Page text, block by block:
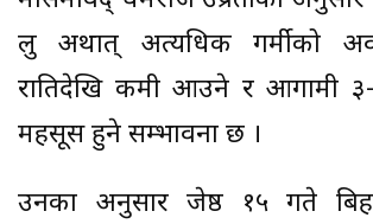
लु अर्थात् अत्यधिक गर्मीको
रातिदेखि कमी आउने र आगामी
महसूस हुने सम्भावना छ ।
उनका अनुसार जेष्ठ १५ गते